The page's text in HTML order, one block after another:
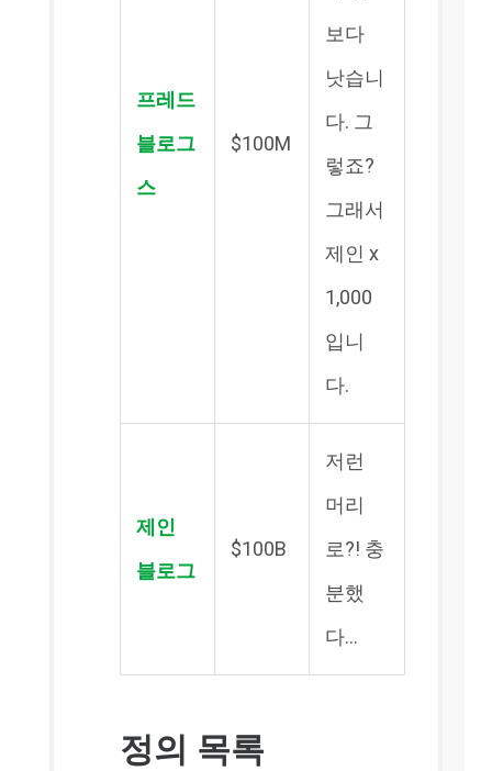
프레드
블로그
스
$100M
보다
낫습니
다. 그
렇죠?
그래서
제인 x
1,000
입니
다.
제인
블로그
$100B
저런
머리
로?! 충
분했
다…
정의 목록